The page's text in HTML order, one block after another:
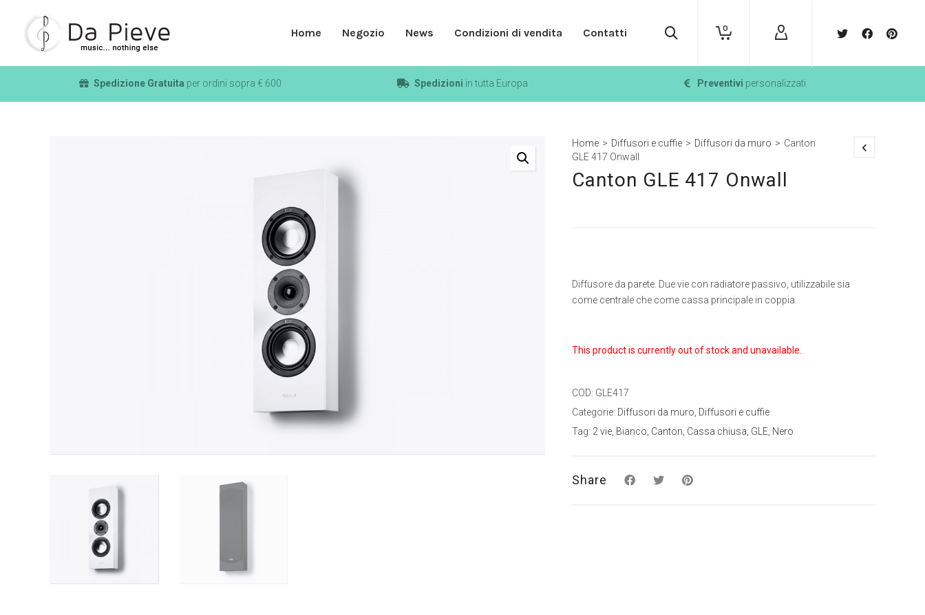
Home Negozio News Condizioni di vendita Contatti 0
Spedizione Gratuita per ordini sopra € 600 Spedizioni in tutta Europa Preventivi personalizzati
Home > Diffusori e cuffie > Diffusori da muro > Canton
GLE 417 Onwall
Canton GLE 417 Onwall
Diffusore da parete. Due vie con radiatore passivo, utilizzabile sia
come centrale che come cassa principale in coppia.
This product is currently out of stock and unavailable.
COD: GLE417
Categorie: Diffusori da muro Diffusori e cuffie
Tag: 2 vie Bianco Canton Cassa chiusa GLE Nero
Share